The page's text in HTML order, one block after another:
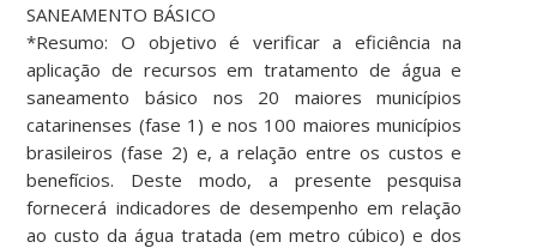
SANEAMENTO BÁSICO
*Resumo: O objetivo é verificar a eficiência na
aplicação de recursos em tratamento de água e
saneamento básico nos 20 maiores municípios
catarinenses (fase 1) e nos 100 maiores municípios
brasileiros (fase 2) e, a relação entre os custos e
benefícios. Deste modo, a presente pesquisa
fornecerá indicadores de desempenho em relação
ao custo da água tratada (em metro cúbico) e dos